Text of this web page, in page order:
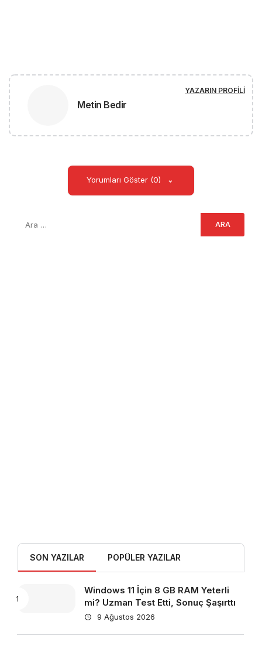
Metin Bedir
YAZARIN PROFILI
Yorumları Göster (0)
SON YAZILAR POPÜLER YAZILAR
Windows 11 İçin 8 GB RAM Yeterli
mi? Uzman Test Etti, Sonuç Şaşırttı
9 Ağustos 2026